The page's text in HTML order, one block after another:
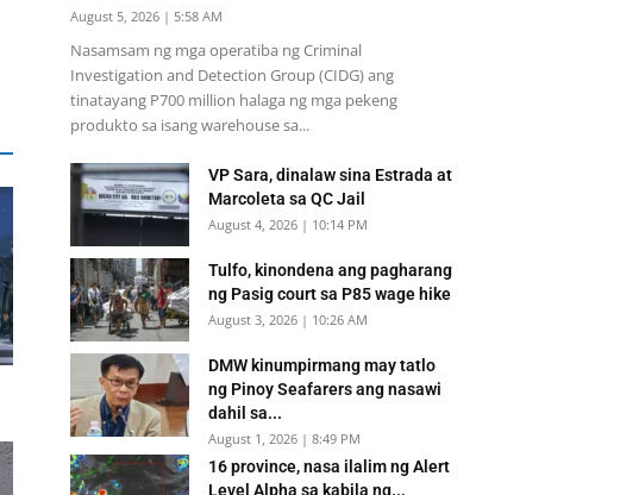
August 5, 2026 | 5:58 AM
Nasamsam ng mga operatiba ng Criminal
Investigation and Detection Group (CIDG) ang
tinatayang P700 million halaga ng mga pekeng
produkto sa isang warehouse sa...
VP Sara, dinalaw sina Estrada at
Marcoleta sa QC Jail
August 4, 2026 | 10:14 PM
Tulfo, kinondena ang pagharang
ng Pasig court sa P85 wage hike
August 3, 2026 | 10:26 AM
DMW kinumpirmang may tatlo
ng Pinoy Seafarers ang nasawi
dahil sa...
August 1, 2026 | 8:49 PM
16 province, nasa ilalim ng Alert
Level Alpha sa kabila ng...